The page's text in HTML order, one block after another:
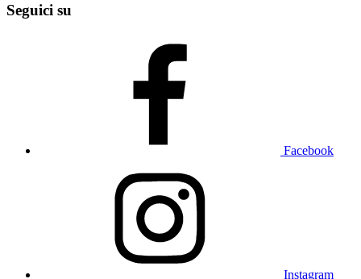
Seguici su
Facebook
Instagram